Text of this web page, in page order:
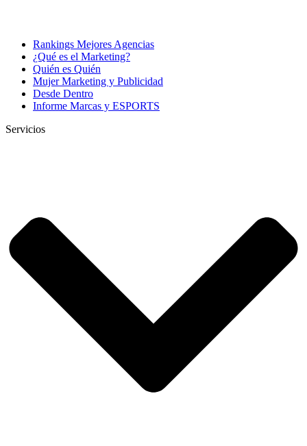
Rankings Mejores Agencias
¿Qué es el Marketing?
Quién es Quién
Mujer Marketing y Publicidad
Desde Dentro
Informe Marcas y ESPORTS
Servicios